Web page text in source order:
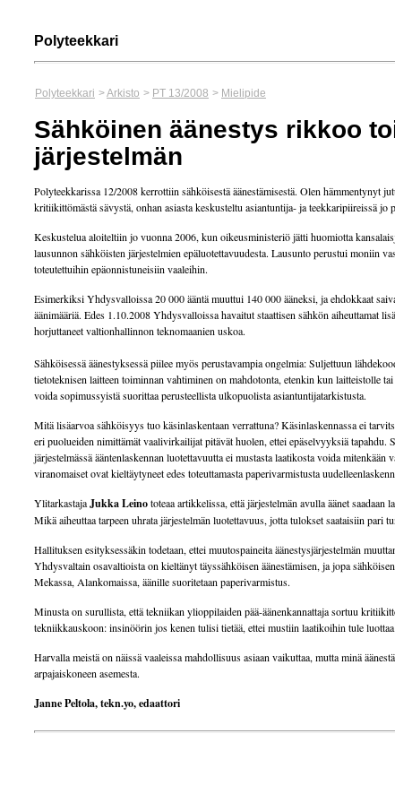
Polyteekkari
Polyteekkari >Arkisto > PT 13/2008 > Mielipide
Sähköinen äänestys rikkoo
järjestelmän
Polyteekkarissa 12/2008 kerrottiin sähköisestä äänestämisestä. Olen hämmentynyt
kritiikittömästä sävystä, onhan asiasta keskusteltu asiantuntija- ja teekkaripiireissä jo
Keskustelua aloiteltiin jo vuonna 2006, kun oikeusministeriö jätti huomiotta
lausunnon sähköisten järjestelmien epäluotettavuudesta. Lausunto perustui moniin
toteutettuihin epäonnistuneisiin vaaleihin.
Esimerkiksi Yhdysvalloissa 20 000 ääntä muuttui 140 000 ääneksi, ja ehdokkaat
äänimääriä. Edes 1.10.2008 Yhdysvalloissa havaitut staattisen sähkön aiheuttamat
horjuttaneet valtionhallinnon teknomaanien uskoa.
Sähköisessä äänestyksessä piilee myös perustavampia ongelmia: Suljettuun
tietoteknisen laitteen toiminnan vahtiminen on mahdotonta, etenkin kun laitteistolle
voida sopimussyistä suorittaa perusteellista ulkopuolista asiantuntijatarkistusta.
Mitä lisäarvoa sähköisyys tuo käsinlaskentaan verrattuna? Käsinlaskennassa ei
eri puolueiden nimittämät vaalivirkailijat pitävät huolen, ettei epäselvyyksiä tapahdu.
järjestelmässä ääntenlaskennan luotettavuutta ei mustasta laatikosta voida mitenkään
viranomaiset ovat kieltäytyneet edes toteuttamasta paperivarmistusta
YlitarkastajaJukka Leinototeaa artikkelissa, että järjestelmän avulla äänet saadaan
Mikä aiheuttaa tarpeen uhrata järjestelmän luotettavuus, jotta tulokset saataisiin pari
Hallituksen esityksessäkin todetaan, ettei muutospaineita äänestysjärjestelmän
Yhdysvaltain osavaltioista on kieltänyt täyssähköisen äänestämisen, ja jopa sähköisen
Mekassa, Alankomaissa, äänille suoritetaan paperivarmistus.
Minusta on surullista, että tekniikan ylioppilaiden pää-äänenkannattaja sortuu
tekniikkauskoon: insinöörin jos kenen tulisi tietää, ettei mustiin laatikoihin tule luottaa.
Harvalla meistä on näissä vaaleissa mahdollisuus asiaan vaikuttaa, mutta minä
arpajaiskoneen asemesta.
Janne Peltola, tekn.yo, edaattori